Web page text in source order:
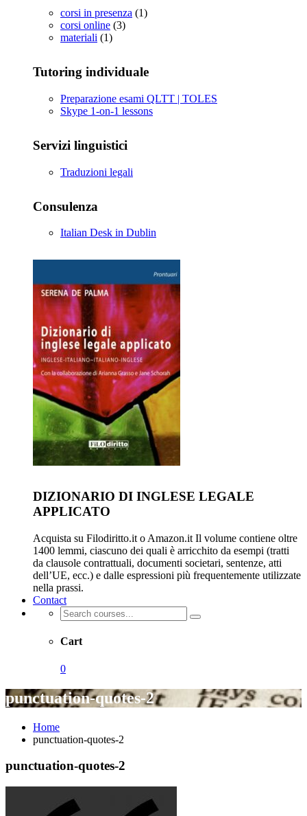
corsi in presenza (1)
corsi online (3)
materiali (1)
Tutoring individuale
Preparazione esami QLTT | TOLES
Skype 1-on-1 lessons
Servizi linguistici
Traduzioni legali
Consulenza
Italian Desk in Dublin
DIZIONARIO DI INGLESE LEGALE
APPLICATO
Acquista su Filodiritto.it o Amazon.it Il volume contiene oltre
1400 lemmi, ciascuno dei quali è arricchito da esempi (tratti
da clausole contrattuali, documenti societari, sentenze, atti
dell’UE, ecc.) e dalle espressioni più frequentemente utilizzate
nella prassi.
Contact
Cart
0
punctuation-quotes-2
Home
punctuation-quotes-2
punctuation-quotes-2